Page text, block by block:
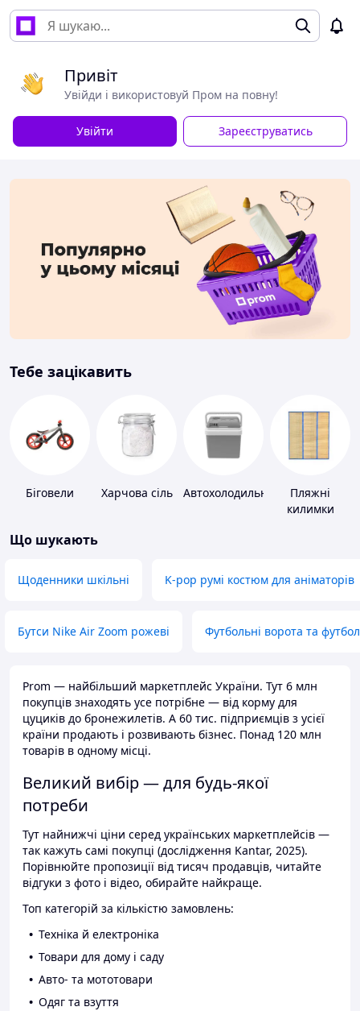
Привіт
Увійди і використовуй Пром на повну!
Увійти Зареєструватись
Тебе зацікавить
Біговели Харчова сіль Автохолодильники
Пляжні
килимки
Що шукають
Щоденники шкільні K-pop румі костюм для аніматорів
Бутси Nike Air Zoom рожеві Футбольні ворота та
Prom — найбільший маркетплейс України. Тут 6 млн
покупців знаходять усе потрібне — від корму для
цуциків до бронежилетів. А 60 тис. підприємців з усієї
країни продають і розвивають бізнес. Понад 120 млн
товарів в одному місці.
Великий вибір — для будь-якої
потреби
Тут найнижчі ціни серед українських маркетплейсів —
так кажуть самі покупці (дослідження Kantar, 2025).
Порівнюйте пропозиції від тисяч продавців, читайте
відгуки з фото і відео, обирайте найкраще.
Топ категорій за кількістю замовлень:
Техніка й електроніка
Товари для дому і саду
Авто- та мототовари
Одяг та взуття